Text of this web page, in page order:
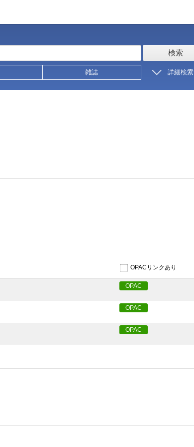
検索
雑誌 詳細検索
OPACリンクあり
OPAC
OPAC
OPAC